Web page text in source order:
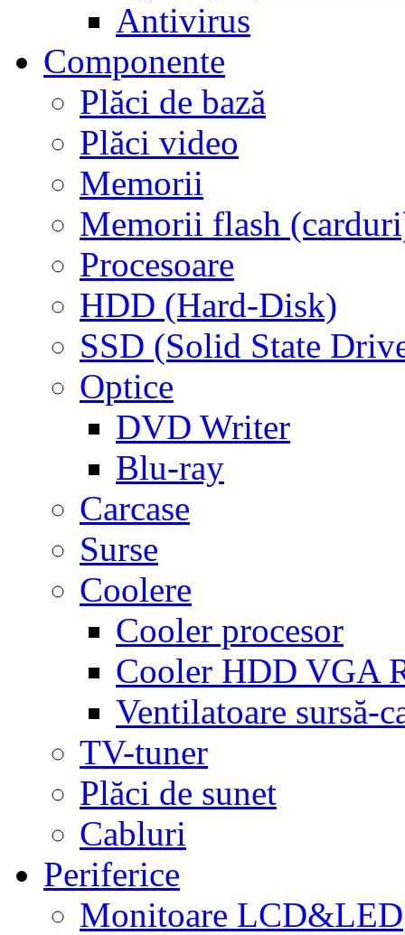
Antivirus
Componente
Plăci de bază
Plăci video
Memorii
Memorii flash
Procesoare
HDD (Hard-Disk)
SSD (Solid State
Optice
DVD Writer
Blu-ray
Carcase
Surse
Coolere
Cooler procesor
Cooler HDD VGA
Ventilatoare sursă-
TV-tuner
Plăci de sunet
Cabluri
Periferice
Monitoare LCD&LED